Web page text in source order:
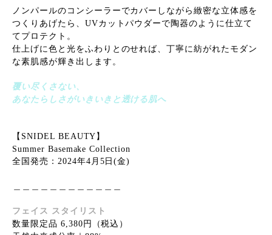
ノンパールのコンシーラーでカバーしながら緻密な立体感を
つくりあげたら、UVカットパウダーで陶器のように仕立て
てプロテクト。
仕上げに色と光をふわりとのせれば、丁寧に紡がれたモダン
な素肌感が輝き出します。
覆い尽くさない、
あなたらしさがいきいきと透ける肌へ
【SNIDEL BEAUTY】
Summer Basemake Collection
全国発売：2024年4月5日(金)
フェイス スタイリスト
数量限定品 6,380円（税込）